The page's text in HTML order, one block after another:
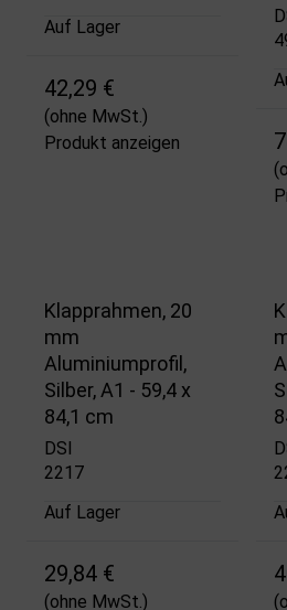
Auf Lager
42,29 €
(ohne MwSt.)
Produkt anzeigen
Klapprahmen, 20
mm
Aluminiumprofil,
Silber, A1 - 59,4 x
84,1 cm
DSI
2217
Auf Lager
29,84 €
(ohne MwSt.)